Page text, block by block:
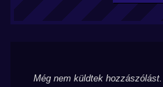
Még nem küldtek